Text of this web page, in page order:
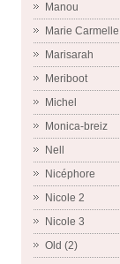
Manou
Marie Carmelle
Marisarah
Meriboot
Michel
Monica-breiz
Nell
Nicéphore
Nicole 2
Nicole 3
Old (2)